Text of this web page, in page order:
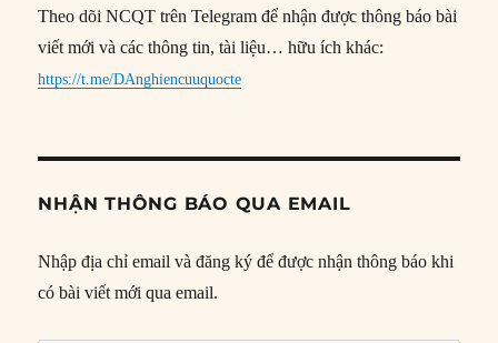
Theo dõi NCQT trên Telegram để nhận được thông báo bài
viết mới và các thông tin, tài liệu… hữu ích khác:
https://t.me/DAnghiencuuquocte
NHẬN THÔNG BÁO QUA EMAIL
Nhập địa chỉ email và đăng ký để được nhận thông báo khi
có bài viết mới qua email.